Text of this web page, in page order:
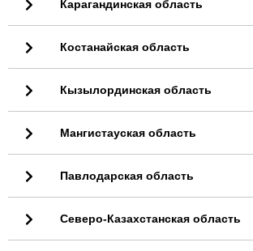
Карагандинская область
Костанайская область
Кызылординская область
Мангистауская область
Павлодарская область
Северо-Казахстанская область